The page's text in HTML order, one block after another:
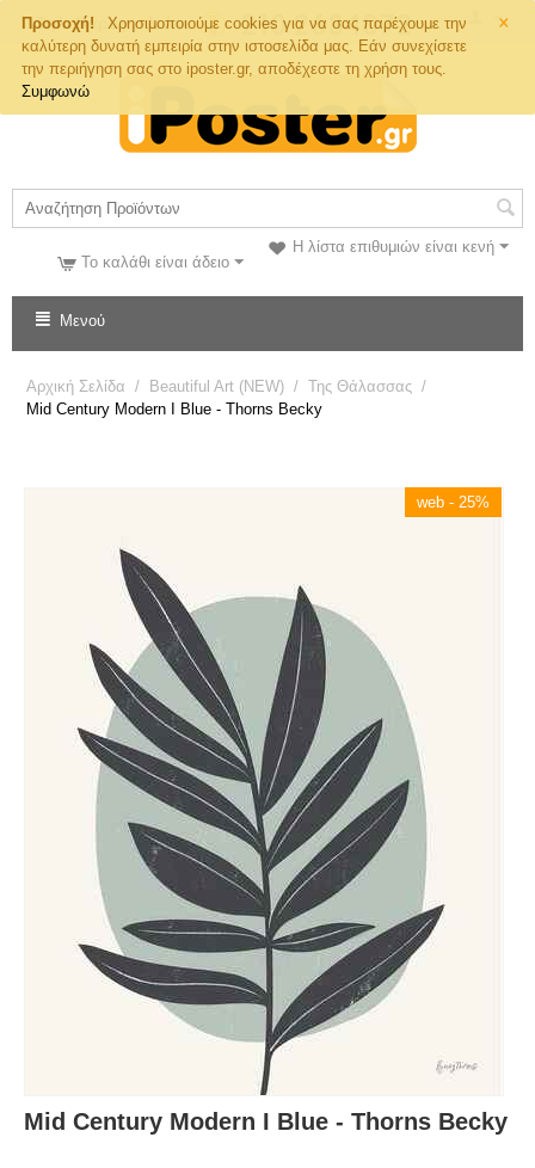
×
Προσοχή!
Χρησιμοποιούμε cookies για να σας παρέχουμε την
καλύτερη δυνατή εμπειρία στην ιστοσελίδα μας. Εάν συνεχίσετε
την περιήγηση σας στο iposter.gr, αποδέχεστε τη χρήση τους.
Συμφωνώ
Τηλ. Παραγγελιών
Η λίστα επιθυμιών είναι κενή
Το καλάθι είναι άδειο
Μενού
Αρχική Σελίδα / Beautiful Art (NEW) / Της Θάλασσας /
Mid Century Modern I Blue - Thorns Becky
web - 25%
Mid Century Modern I Blue - Thorns Becky